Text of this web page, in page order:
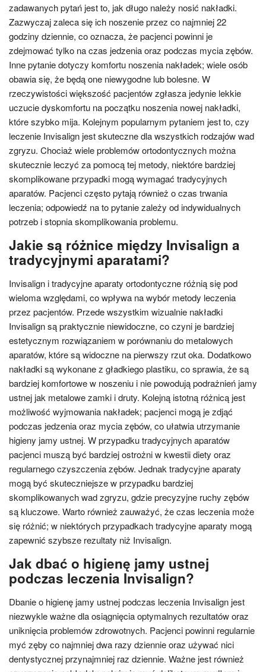
zadawanych pytań jest to, jak długo należy nosić nakładki.
Zazwyczaj zaleca się ich noszenie przez co najmniej 22
godziny dziennie, co oznacza, że pacjenci powinni je
zdejmować tylko na czas jedzenia oraz podczas mycia zębów.
Inne pytanie dotyczy komfortu noszenia nakładek; wiele osób
obawia się, że będą one niewygodne lub bolesne. W
rzeczywistości większość pacjentów zgłasza jedynie lekkie
uczucie dyskomfortu na początku noszenia nowej nakładki,
które szybko mija. Kolejnym popularnym pytaniem jest to, czy
leczenie Invisalign jest skuteczne dla wszystkich rodzajów wad
zgryzu. Chociaż wiele problemów ortodontycznych można
skutecznie leczyć za pomocą tej metody, niektóre bardziej
skomplikowane przypadki mogą wymagać tradycyjnych
aparatów. Pacjenci często pytają również o czas trwania
leczenia; odpowiedź na to pytanie zależy od indywidualnych
potrzeb i stopnia skomplikowania problemu.
Jakie są różnice między Invisalign a
tradycyjnymi aparatami?
Invisalign i tradycyjne aparaty ortodontyczne różnią się pod
wieloma względami, co wpływa na wybór metody leczenia
przez pacjentów. Przede wszystkim wizualnie nakładki
Invisalign są praktycznie niewidoczne, co czyni je bardziej
estetycznym rozwiązaniem w porównaniu do metalowych
aparatów, które są widoczne na pierwszy rzut oka. Dodatkowo
nakładki są wykonane z gładkiego plastiku, co sprawia, że są
bardziej komfortowe w noszeniu i nie powodują podrażnień jamy
ustnej jak metalowe zamki i druty. Kolejną istotną różnicą jest
możliwość wyjmowania nakładek; pacjenci mogą je zdjąć
podczas jedzenia oraz mycia zębów, co ułatwia utrzymanie
higieny jamy ustnej. W przypadku tradycyjnych aparatów
pacjenci muszą być bardziej ostrożni w kwestii diety oraz
regularnego czyszczenia zębów. Jednak tradycyjne aparaty
mogą być skuteczniejsze w przypadku bardziej
skomplikowanych wad zgryzu, gdzie precyzyjne ruchy zębów
są kluczowe. Warto również zauważyć, że czas leczenia może
się różnić; w niektórych przypadkach tradycyjne aparaty mogą
zapewnić szybsze rezultaty niż Invisalign.
Jak dbać o higienę jamy ustnej
podczas leczenia Invisalign?
Dbanie o higienę jamy ustnej podczas leczenia Invisalign jest
niezwykle ważne dla osiągnięcia optymalnych rezultatów oraz
uniknięcia problemów zdrowotnych. Pacjenci powinni regularnie
myć zęby co najmniej dwa razy dziennie oraz używać nici
dentystycznej przynajmniej raz dziennie. Ważne jest również